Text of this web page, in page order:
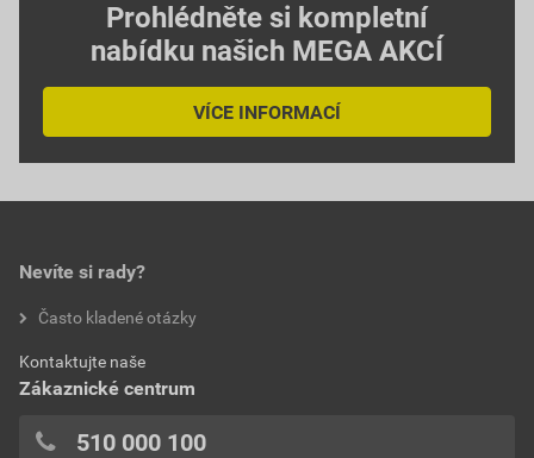
Prohlédněte si kompletní
nabídku našich MEGA AKCÍ
VÍCE INFORMACÍ
Nevíte si rady?
Často kladené otázky
Kontaktujte naše
Zákaznické centrum
510 000 100